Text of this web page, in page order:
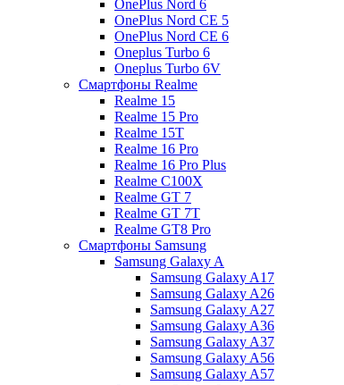
OnePlus Nord 6
OnePlus Nord CE 5
OnePlus Nord CE 6
Oneplus Turbo 6
Oneplus Turbo 6V
Смартфоны Realme
Realme 15
Realme 15 Pro
Realme 15T
Realme 16 Pro
Realme 16 Pro Plus
Realme C100X
Realme GT 7
Realme GT 7T
Realme GT8 Pro
Смартфоны Samsung
Samsung Galaxy A
Samsung Galaxy A17
Samsung Galaxy A26
Samsung Galaxy A27
Samsung Galaxy A36
Samsung Galaxy A37
Samsung Galaxy A56
Samsung Galaxy A57